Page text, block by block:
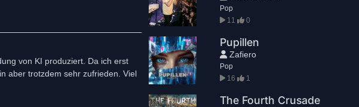
von KI produziert. Da ich erst
aber trotzdem sehr zufrieden. Viel
Pop
11
0
Pupillen
Zafiero
Pop
16
1
The Fourth Crusade